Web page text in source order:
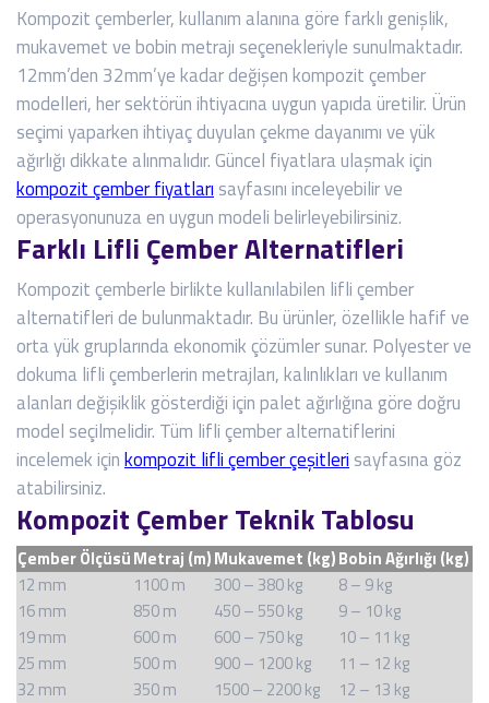
Kompozit çemberler, kullanım alanına göre farklı genişlik,
mukavemet ve bobin metrajı seçenekleriyle sunulmaktadır.
12mm’den 32mm’ye kadar değişen kompozit çember
modelleri, her sektörün ihtiyacına uygun yapıda üretilir. Ürün
seçimi yaparken ihtiyaç duyulan çekme dayanımı ve yük
ağırlığı dikkate alınmalıdır. Güncel fiyatlara ulaşmak için
kompozit çember fiyatları sayfasını inceleyebilir ve
operasyonunuza en uygun modeli belirleyebilirsiniz.
Farklı Lifli Çember Alternatifleri
Kompozit çemberle birlikte kullanılabilen lifli çember
alternatifleri de bulunmaktadır. Bu ürünler, özellikle hafif ve
orta yük gruplarında ekonomik çözümler sunar. Polyester ve
dokuma lifli çemberlerin metrajları, kalınlıkları ve kullanım
alanları değişiklik gösterdiği için palet ağırlığına göre doğru
model seçilmelidir. Tüm lifli çember alternatiflerini
incelemek içinkompozit lifli çember çeşitleri sayfasına göz
atabilirsiniz.
Kompozit Çember Teknik Tablosu
Çember ÖlçüsüMetraj (m)Mukavemet (kg)Bobin Ağırlığı (kg)
12 mm
1100 m 300 – 380 kg
8 – 9 kg
16 mm
850 m 450 – 550 kg
9 – 10 kg
19 mm
600 m 600 – 750 kg
10 – 11 kg
25 mm
500 m 900 – 1200 kg
11 – 12 kg
32 mm
350 m 1500 – 2200 kg 12 – 13 kg